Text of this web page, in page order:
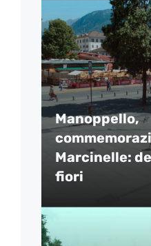
Manoppello,
Marcinelle:
fiori